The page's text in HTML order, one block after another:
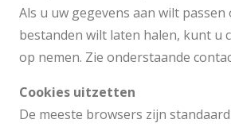
Als u uw gegevens aan wilt
bestanden wilt laten halen, kunt u
op nemen. Zie onderstaande
Cookies uitzetten
De meeste browsers zijn